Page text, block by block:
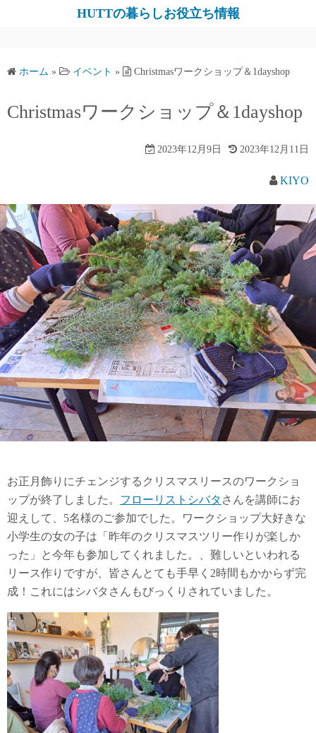
ス
HUTTの暮らしお役立ち情報
ホーム » イベント » Christmasワークショップ＆1dayshop
Christmasワークショップ＆1dayshop
2023年12月9日 2023年12月11日
KIYO
お正月飾りにチェンジするクリスマスリースのワークショ
ップが終了しました。 フローリストシバタ さんを講師にお
迎えして、5名様のご参加でした。ワークショップ大好きな
小学生の女の子は「昨年のクリスマスツリー作りが楽しか
った」と今年も参加してくれました。、難しいといわれる
リース作りですが、皆さんとても手早く2時間もかからず完
成！これにはシバタさんもびっくりされていました。